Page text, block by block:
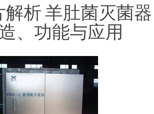
析 羊肚菌灭菌器
、功能与应用